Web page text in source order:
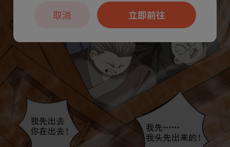
立即前往
取消